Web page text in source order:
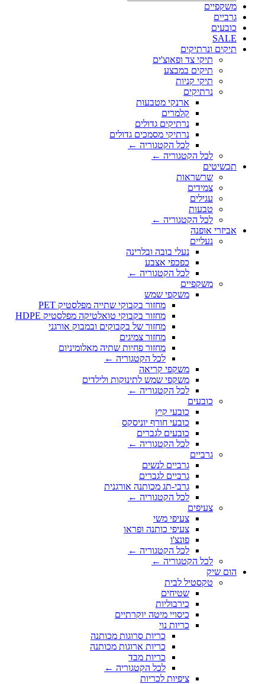
משקפיים
גרביים
כובעים
SALE
תיקים ונרתיקים
תיקי צד ופאוצ'ים
תיקים במבצע
תיקי קניות
נרתיקים
ארנקי מטבעות
קלמרים
נרתיקים גדולים
נרתיקי מסמכים גדולים
לכל הקטגוריה ←
לכל הקטגוריה ←
תכשיטים
שרשראות
צמידים
עגילים
טבעות
לכל הקטגוריה ←
אביזרי אופנה
נעליים
נעלי בובה ובלרינה
כפכפי אצבע
לכל הקטגוריה ←
משקפיים
משקפי שמש
מחזור בקבוקי שתייה מפלסטיק PET
מחזור בקבוקי טואלטיקה מפלסטיק HDPE
מחזור של בקבוקים ובמבוק אורגני
מחזור צמיגים
מחזור פחיות שתיה מאלומיניום
לכל הקטגוריה ←
משקפי קריאה
משקפי שמש לתינוקות ולילדים
לכל הקטגוריה ←
כובעים
כובעי קיץ
כובעי חורף יוניסקס
כובעים לגברים
לכל הקטגוריה ←
גרביים
גרביים לנשים
גרביים לגברים
גרבי-תג מכותנה אורגנית
לכל הקטגוריה ←
צעיפים
צעיפי משי
צעיפי כותנה ופראו
פונצ'ו
לכל הקטגוריה ←
לכל הקטגוריה ←
הום שיק
טקסטיל לבית
שטיחים
כירבוליות
כיסויי מיטה יוקרתיים
כריות נוי
כריות סרוגות מכותנה
כריות ארוגות מכותנה
כריות מבד
לכל הקטגוריה ←
ציפיות לכריות